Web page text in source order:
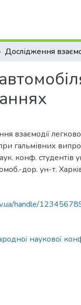
взаємодії
гальмівних
конф. студентів
дор. ун-т.
handle/
наукової